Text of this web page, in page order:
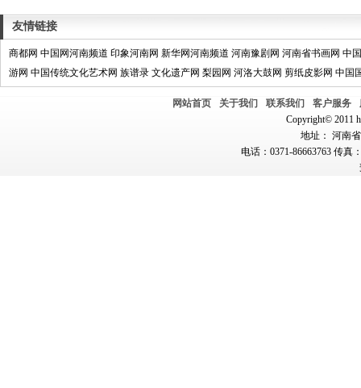
友情链接
商都网 中国网河南频道 印象河南网 新华网河南频道 河南豫剧网 河南省书画网 中
游网 中国传统文化艺术网 族谱录 文化遗产网 梨园网 河洛大鼓网 剪纸皮影网 中国
网站首页 关于我们 联系我们 客户服务
Copyright© 2011
地址： 河南
电话：0371-86663763 传真